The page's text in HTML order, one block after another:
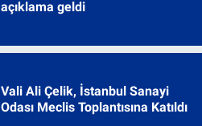
açıklama geldi
Vali Ali Çelik, İstanbul Sanayi
Odası Meclis Toplantısına Katıldı